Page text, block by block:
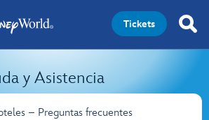
Tickets
y Asistencia
– Preguntas frecuentes